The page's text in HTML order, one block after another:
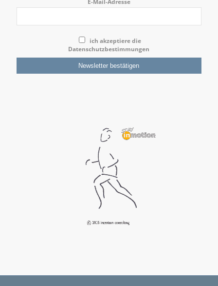
ich akzeptiere die
Datenschutzbestimmungen